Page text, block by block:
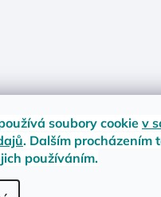
soubory cookiev
. Dalším procházením
používáním.
zboží Materiály a velikosti